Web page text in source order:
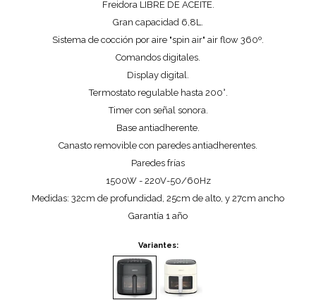
Freidora LIBRE DE ACEITE.
Gran capacidad 6,8L.
Sistema de cocción por aire "spin air" air flow 360º.
Comandos digitales.
Display digital.
Termostato regulable hasta 200°.
Timer con señal sonora.
Base antiadherente.
Canasto removible con paredes antiadherentes.
Paredes frías
1500W - 220V-50/60Hz
Medidas: 32cm de profundidad, 25cm de alto, y 27cm ancho
Garantía 1 año
Variantes: